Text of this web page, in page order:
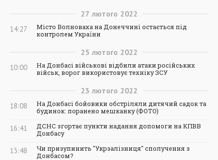
27 лютого 2022
14:27
Місто Волноваха на Донеччині остається під
контролем України
25 лютого 2022
10:00
На Донбасі військові відбили атаки російських
військ, ворог використовує техніку ЗСУ
23 лютого 2022
18:08
На Донбасі бойовики обстріляли дитячий садок та
будинок: поранено мешканку (ФОТО)
16:41
ДСНС згортає пункти надання допомоги на КПВВ
Донбасу
13:48
Чи призупинить "Укрзалізниця" сполучення з
Донбасом?